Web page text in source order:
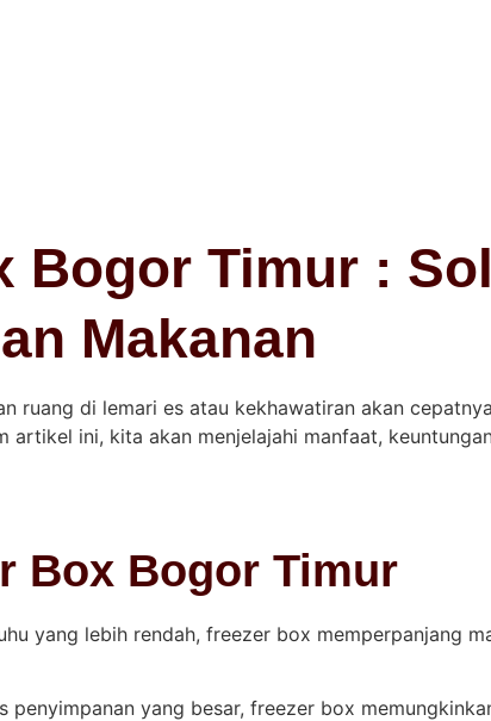
Bogor Timur :
Makanan
ruang di lemari es atau kekhawatiran akan
artikel ini, kita akan menjelajahi manfaat,
Box Bogor Timur
yang lebih rendah, freezer box memperpanjang
penyimpanan yang besar, freezer box